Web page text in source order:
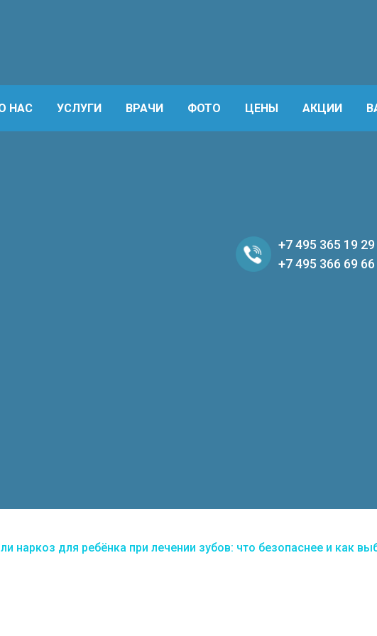
+7 495 365 19 29
+7 495 366 69 66
НАС УСЛУГИ ВРАЧИ ФОТО ЦЕНЫ АКЦИИ
наркоз для ребёнка при лечении зубов: что безопаснее и как